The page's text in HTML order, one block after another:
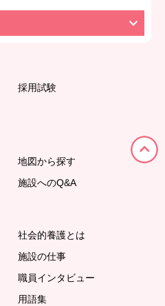
採用試験
地図から探す
施設へのQ&A
社会的養護とは
施設の仕事
職員インタビュー
用語集